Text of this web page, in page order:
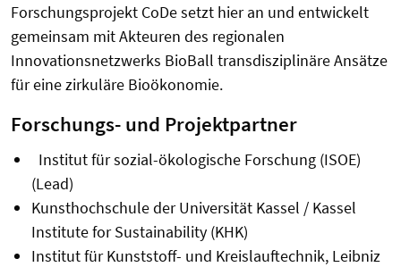
Forschungsprojekt CoDe setzt hier an und entwickelt
gemeinsam mit Akteuren des regionalen
Innovationsnetzwerks BioBall transdisziplinäre Ansätze
für eine zirkuläre Bioökonomie.
Forschungs- und Projektpartner
Institut für sozial-ökologische Forschung (ISOE)
(Lead)
Kunsthochschule der Universität Kassel / Kassel
Institute for Sustainability (KHK)
Institut für Kunststoff- und Kreislauftechnik, Leibniz